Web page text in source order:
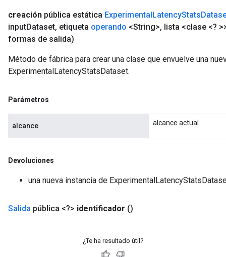
creación pública estática ExperimentalLatencyStats
inputDataset, etiqueta operando <String>, lista <clase <?
formas de salida)
Método de fábrica para crear una clase que envuelve una
ExperimentalLatencyStatsDataset.
Parámetros
alcance alcance actual
Devoluciones
una nueva instancia de
Salida pública <?> identificador ()
¿Te ha resultado útil?